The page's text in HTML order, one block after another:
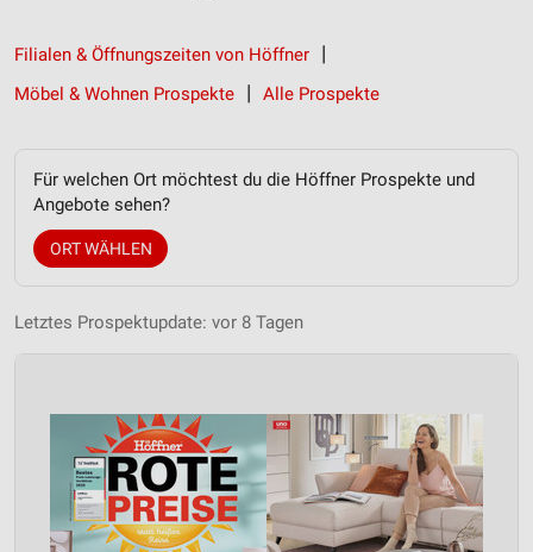
Filialen & Öffnungszeiten von Höffner
Möbel & Wohnen Prospekte
Alle Prospekte
Für welchen Ort möchtest du die Höffner Prospekte und
Angebote sehen?
ORT WÄHLEN
Letztes Prospektupdate: vor 8 Tagen